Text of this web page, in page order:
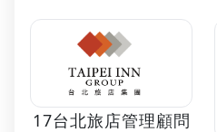
17台北旅店管理顧問